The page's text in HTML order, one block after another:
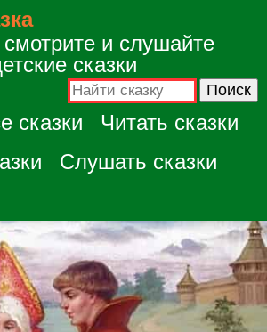
и слушайте
сказки
сказки
Читать сказки
Слушать сказки